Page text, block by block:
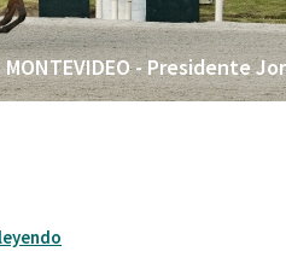
MONTEVIDEO - Presidente